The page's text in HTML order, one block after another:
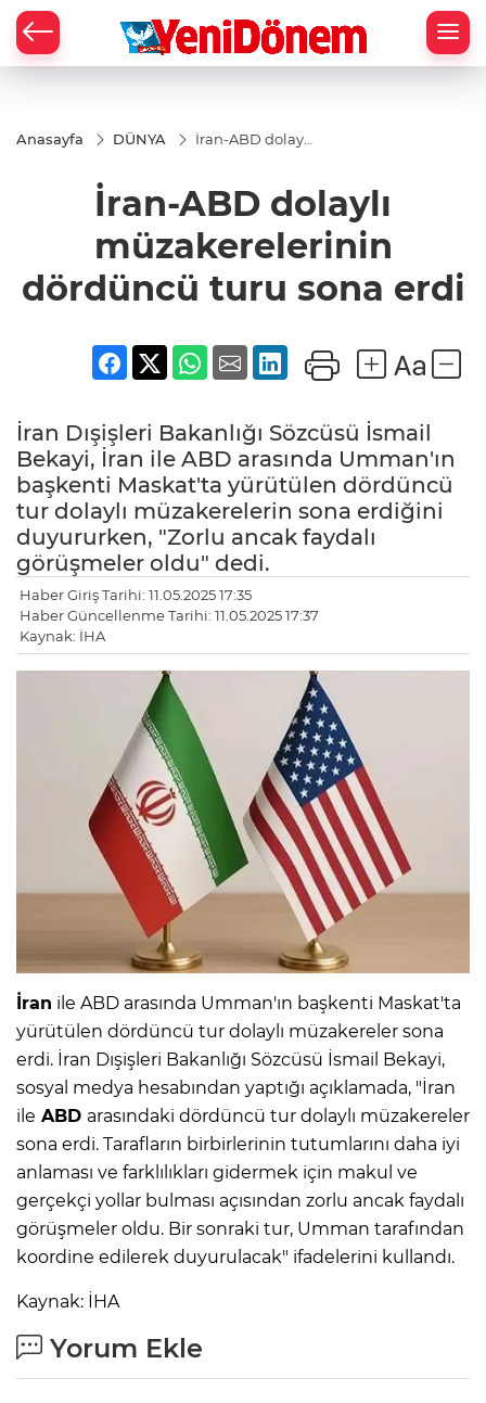
Anasayfa DÜNYA
İran-ABD dolaylı
sona erdi
İran-ABD dolaylı
müzakerelerinin
dördüncü turu sona erdi
İran Dışişleri Bakanlığı Sözcüsü İsmail
Bekayi, İran ile ABD arasında Umman'ın
başkenti Maskat'ta yürütülen dördüncü
tur dolaylı müzakerelerin sona erdiğini
duyururken, "Zorlu ancak faydalı
görüşmeler oldu" dedi.
Haber Giriş Tarihi: 11.05.2025 17:35
Haber Güncellenme Tarihi: 11.05.2025 17:37
Kaynak: İHA
İran ile ABD arasında Umman'ın başkenti Maskat'ta
yürütülen dördüncü tur dolaylı müzakereler sona
erdi. İran Dışişleri Bakanlığı Sözcüsü İsmail Bekayi,
sosyal medya hesabından yaptığı açıklamada, "İran
ile ABD arasındaki dördüncü tur dolaylı müzakereler
sona erdi. Tarafların birbirlerinin tutumlarını daha iyi
anlaması ve farklılıkları gidermek için makul ve
gerçekçi yollar bulması açısından zorlu ancak faydalı
görüşmeler oldu. Bir sonraki tur, Umman tarafından
koordine edilerek duyurulacak" ifadelerini kullandı.
Kaynak: İHA
Yorum Ekle